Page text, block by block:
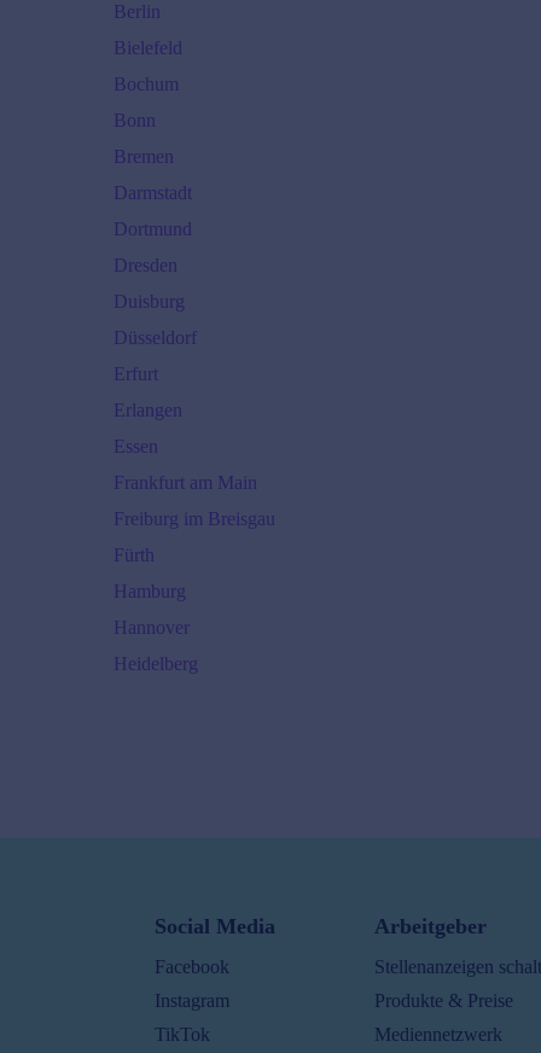
Berlin
Bielefeld
Bochum
Bonn
Bremen
Darmstadt
Dortmund
Dresden
Duisburg
Düsseldorf
Erfurt
Erlangen
Essen
Frankfurt am Main
Freiburg im Breisgau
Fürth
Hamburg
Hannover
Heidelberg
45000
Leipzig
Social Media
Facebook
Instagram
TikTok
Arbeitgeber
Stellenanzeigen
Produkte & Preise
Mediennetzwerk